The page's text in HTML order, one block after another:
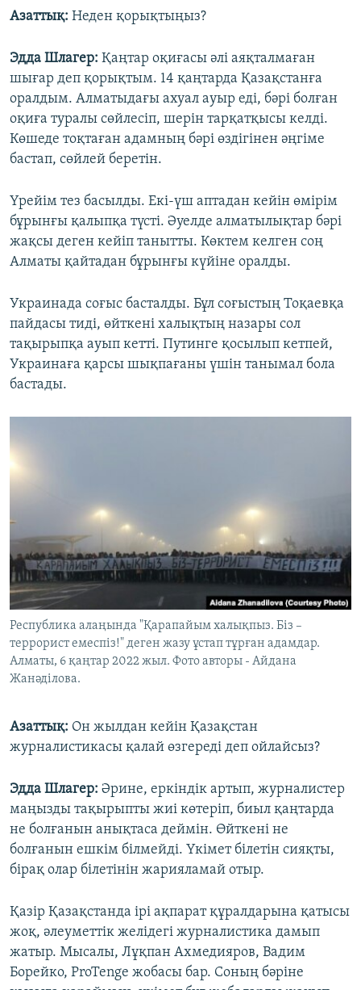
Азаттық: Неден қорықтыңыз?
Эдда Шлагер: Қаңтар оқиғасы әлі аяқталмаған
шығар деп қорықтым. 14 қаңтарда Қазақстанға
оралдым. Алматыдағы ахуал ауыр еді, бәрі болған
оқиға туралы сөйлесіп, шерін тарқатқысы келді.
Көшеде тоқтаған адамның бәрі өздігінен әңгіме
бастап, сөйлей беретін.
Үрейім тез басылды. Екі-үш аптадан кейін өмірім
бұрынғы қалыпқа түсті. Әуелде алматылықтар бәрі
жақсы деген кейіп танытты. Көктем келген соң
Алматы қайтадан бұрынғы күйіне оралды.
Украинада соғыс басталды. Бұл соғыстың Тоқаевқа
пайдасы тиді, өйткені халықтың назары сол
тақырыпқа ауып кетті. Путинге қосылып кетпей,
Украинаға қарсы шықпағаны үшін танымал бола
бастады.
Республика алаңында "Қарапайым халықпыз. Біз –
террорист емеспіз!" деген жазу ұстап тұрған адамдар.
Алматы, 6 қаңтар 2022 жыл. Фото авторы - Айдана
Жанәділова.
Азаттық: Он жылдан кейін Қазақстан
журналистикасы қалай өзгереді деп ойлайсыз?
Эдда Шлагер: Әрине, еркіндік артып, журналистер
маңызды тақырыпты жиі көтеріп, биыл қаңтарда
не болғанын анықтаса деймін. Өйткені не
болғанын ешкім білмейді. Үкімет білетін сияқты,
бірақ олар білетінін жарияламай отыр.
Қазір Қазақстанда ірі ақпарат құралдарына қатысы
жоқ, әлеуметтік желідегі журналистика дамып
жатыр. Мысалы, Лұқпан Ахмедияров, Вадим
Борейко, ProTenge жобасы бар. Соның бәріне